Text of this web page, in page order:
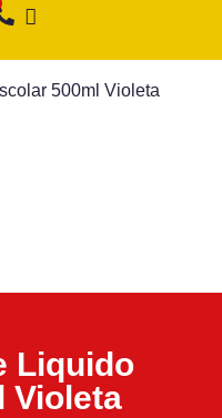
500ml Violeta
Liquido
Violeta